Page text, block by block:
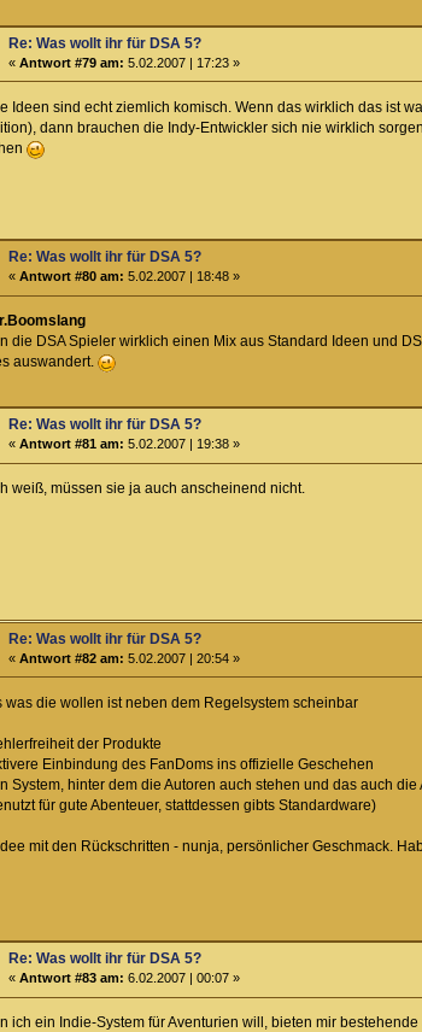
Re: Was wollt ihr für DSA 5?
«Antwort #79 am: 5.02.2007 | 17:23 »
Ideen sind echt ziemlich komisch. Wenn das wirklich das ist
dann brauchen die Indy-Entwickler sich nie wirklich
Re: Was wollt ihr für DSA 5?
«Antwort #80 am: 5.02.2007 | 18:48 »
die DSA Spieler wirklich einen Mix aus Standard Ideen und
auswandert.
Re: Was wollt ihr für DSA 5?
«Antwort #81 am: 5.02.2007 | 19:38 »
weiß, müssen sie ja auch anscheinend nicht.
Re: Was wollt ihr für DSA 5?
«Antwort #82 am: 5.02.2007 | 20:54 »
was die wollen ist neben dem Regelsystem scheinbar
der Produkte
Einbindung des FanDoms ins offizielle Geschehen
System, hinter dem die Autoren auch stehen und das auch
für gute Abenteuer, stattdessen gibts Standardware)
mit den Rückschritten - nunja, persönlicher Geschmack.
Re: Was wollt ihr für DSA 5?
«Antwort #83 am: 6.02.2007 | 00:07 »
ich ein Indie-System für Aventurien will, bieten mir